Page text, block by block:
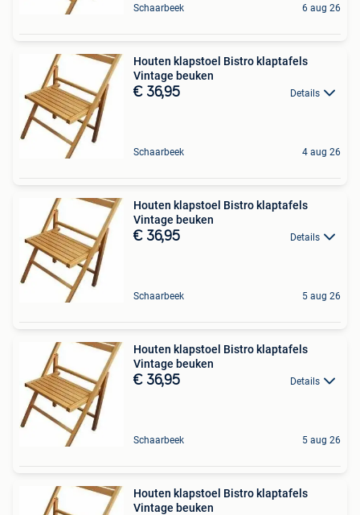
Schaarbeek 6 aug 26
Houten klapstoel Bistro klaptafels
Vintage beuken
€ 36,95 Details
Schaarbeek 4 aug 26
Houten klapstoel Bistro klaptafels
Vintage beuken
€ 36,95 Details
Schaarbeek 5 aug 26
Houten klapstoel Bistro klaptafels
Vintage beuken
€ 36,95 Details
Schaarbeek 5 aug 26
Houten klapstoel Bistro klaptafels
Vintage beuken